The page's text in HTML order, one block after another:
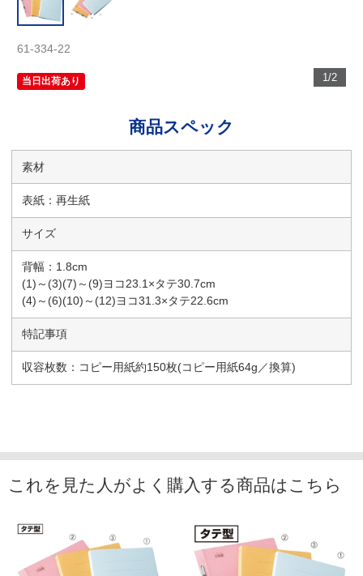
1/2
61-334-22
当日出荷あり
商品スペック
素材
表紙：再生紙
サイズ
背幅：1.8cm
(1)～(3)(7)～(9)ヨコ23.1×タテ30.7cm
(4)～(6)(10)～(12)ヨコ31.3×タテ22.6cm
特記事項
収容枚数：コピー用紙約150枚(コピー用紙64g／換算)
これを見た人がよく購入する商品はこちら